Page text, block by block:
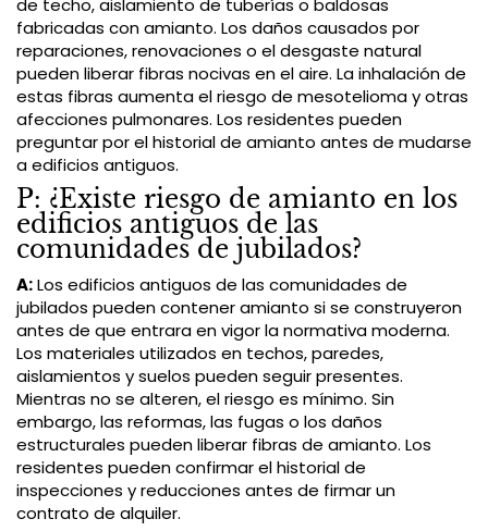
de techo, aislamiento de tuberías o baldosas
fabricadas con amianto. Los daños causados por
reparaciones, renovaciones o el desgaste natural
pueden liberar fibras nocivas en el aire. La inhalación de
estas fibras aumenta el riesgo de mesotelioma y otras
afecciones pulmonares. Los residentes pueden
preguntar por el historial de amianto antes de mudarse
a edificios antiguos.
P: ¿Existe riesgo de amianto en los
edificios antiguos de las
comunidades de jubilados?
A:Los edificios antiguos de las comunidades de
jubilados pueden contener amianto si se construyeron
antes de que entrara en vigor la normativa moderna.
Los materiales utilizados en techos, paredes,
aislamientos y suelos pueden seguir presentes.
Mientras no se alteren, el riesgo es mínimo. Sin
embargo, las reformas, las fugas o los daños
estructurales pueden liberar fibras de amianto. Los
residentes pueden confirmar el historial de
inspecciones y reducciones antes de firmar un
contrato de alquiler.